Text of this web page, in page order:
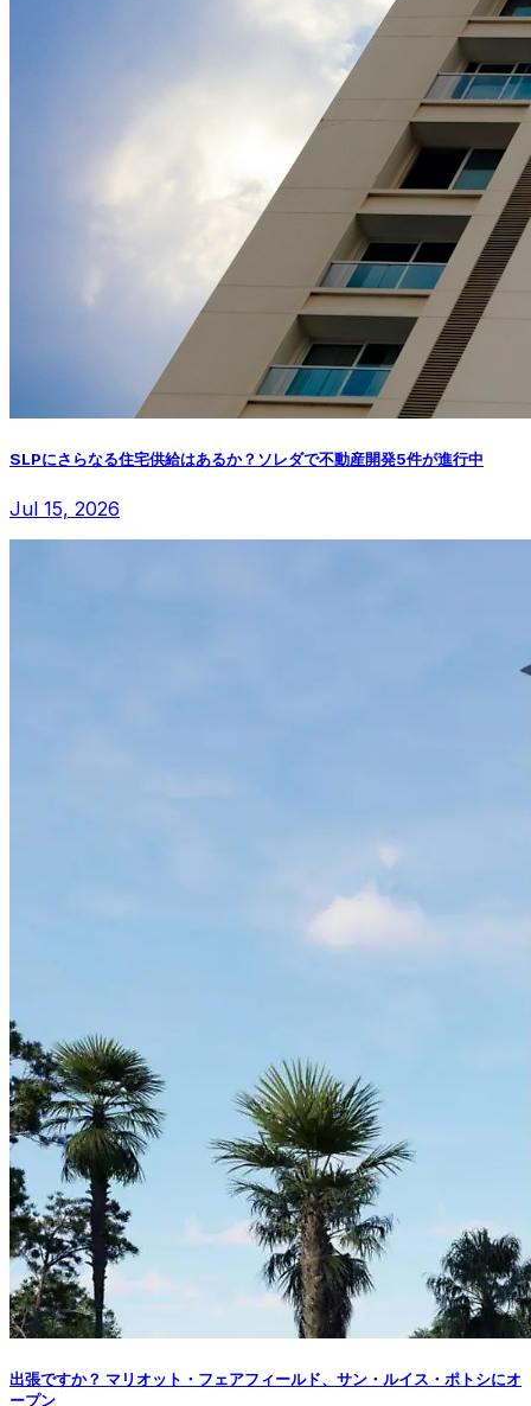
SLPにさらなる住宅供給はあるか？ソレダで不動産開発5件が進行中
Jul 15, 2026
出張ですか？ マリオット・フェアフィールド、サン・ルイス・ポトシにオ
ープン